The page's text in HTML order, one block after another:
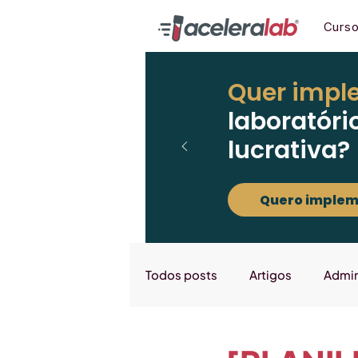
Quer
lucrativa?
Quero
Todos posts Artigos